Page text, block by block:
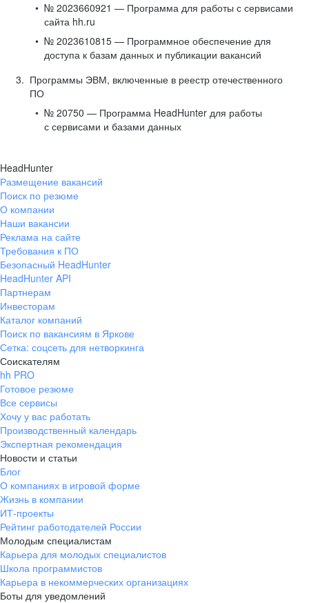
№ 2023660921 — Программа для работы с сервисами
сайта hh.ru
№ 2023610815 — Программное обеспечение для
доступа к базам данных и публикации вакансий
Программы ЭВМ, включенные в реестр отечественного
ПО
№ 20750 — Программа HeadHunter для работы
с сервисами и базами данных
HeadHunter
Размещение вакансий
Поиск по резюме
О компании
Наши вакансии
Реклама на сайте
Требования к ПО
Безопасный HeadHunter
HeadHunter API
Партнерам
Инвесторам
Каталог компаний
Поиск по вакансиям в Яркове
Сетка: соцсеть для нетворкинга
Соискателям
hh PRO
Готовое резюме
Все сервисы
Хочу у вас работать
Производственный календарь
Экспертная рекомендация
Новости и статьи
Блог
О компаниях в игровой форме
Жизнь в компании
ИТ-проекты
Рейтинг работодателей России
Молодым специалистам
Карьера для молодых специалистов
Школа программистов
Карьера в некоммерческих организациях
Боты для уведомлений